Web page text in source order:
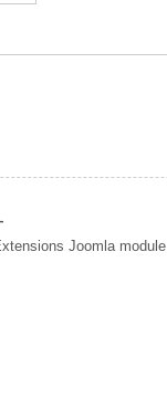
Joomla module